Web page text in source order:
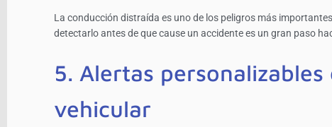
La conducción distraída es uno de los peligros más
detectarlo antes de que cause un accidente es un gran paso
5. Alertas
vehicular